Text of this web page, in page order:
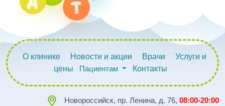
О клинике Новости и акции Врачи
Услуги и
цены
Пациентам Контакты
Новороссийск, пр. Ленина, д. 76, 08:00-20:00